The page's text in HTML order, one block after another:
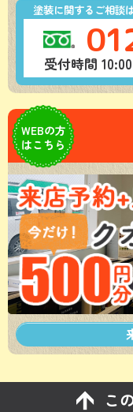
塗装に関するご相談
受付時間
WEBの方
はこちら
こ